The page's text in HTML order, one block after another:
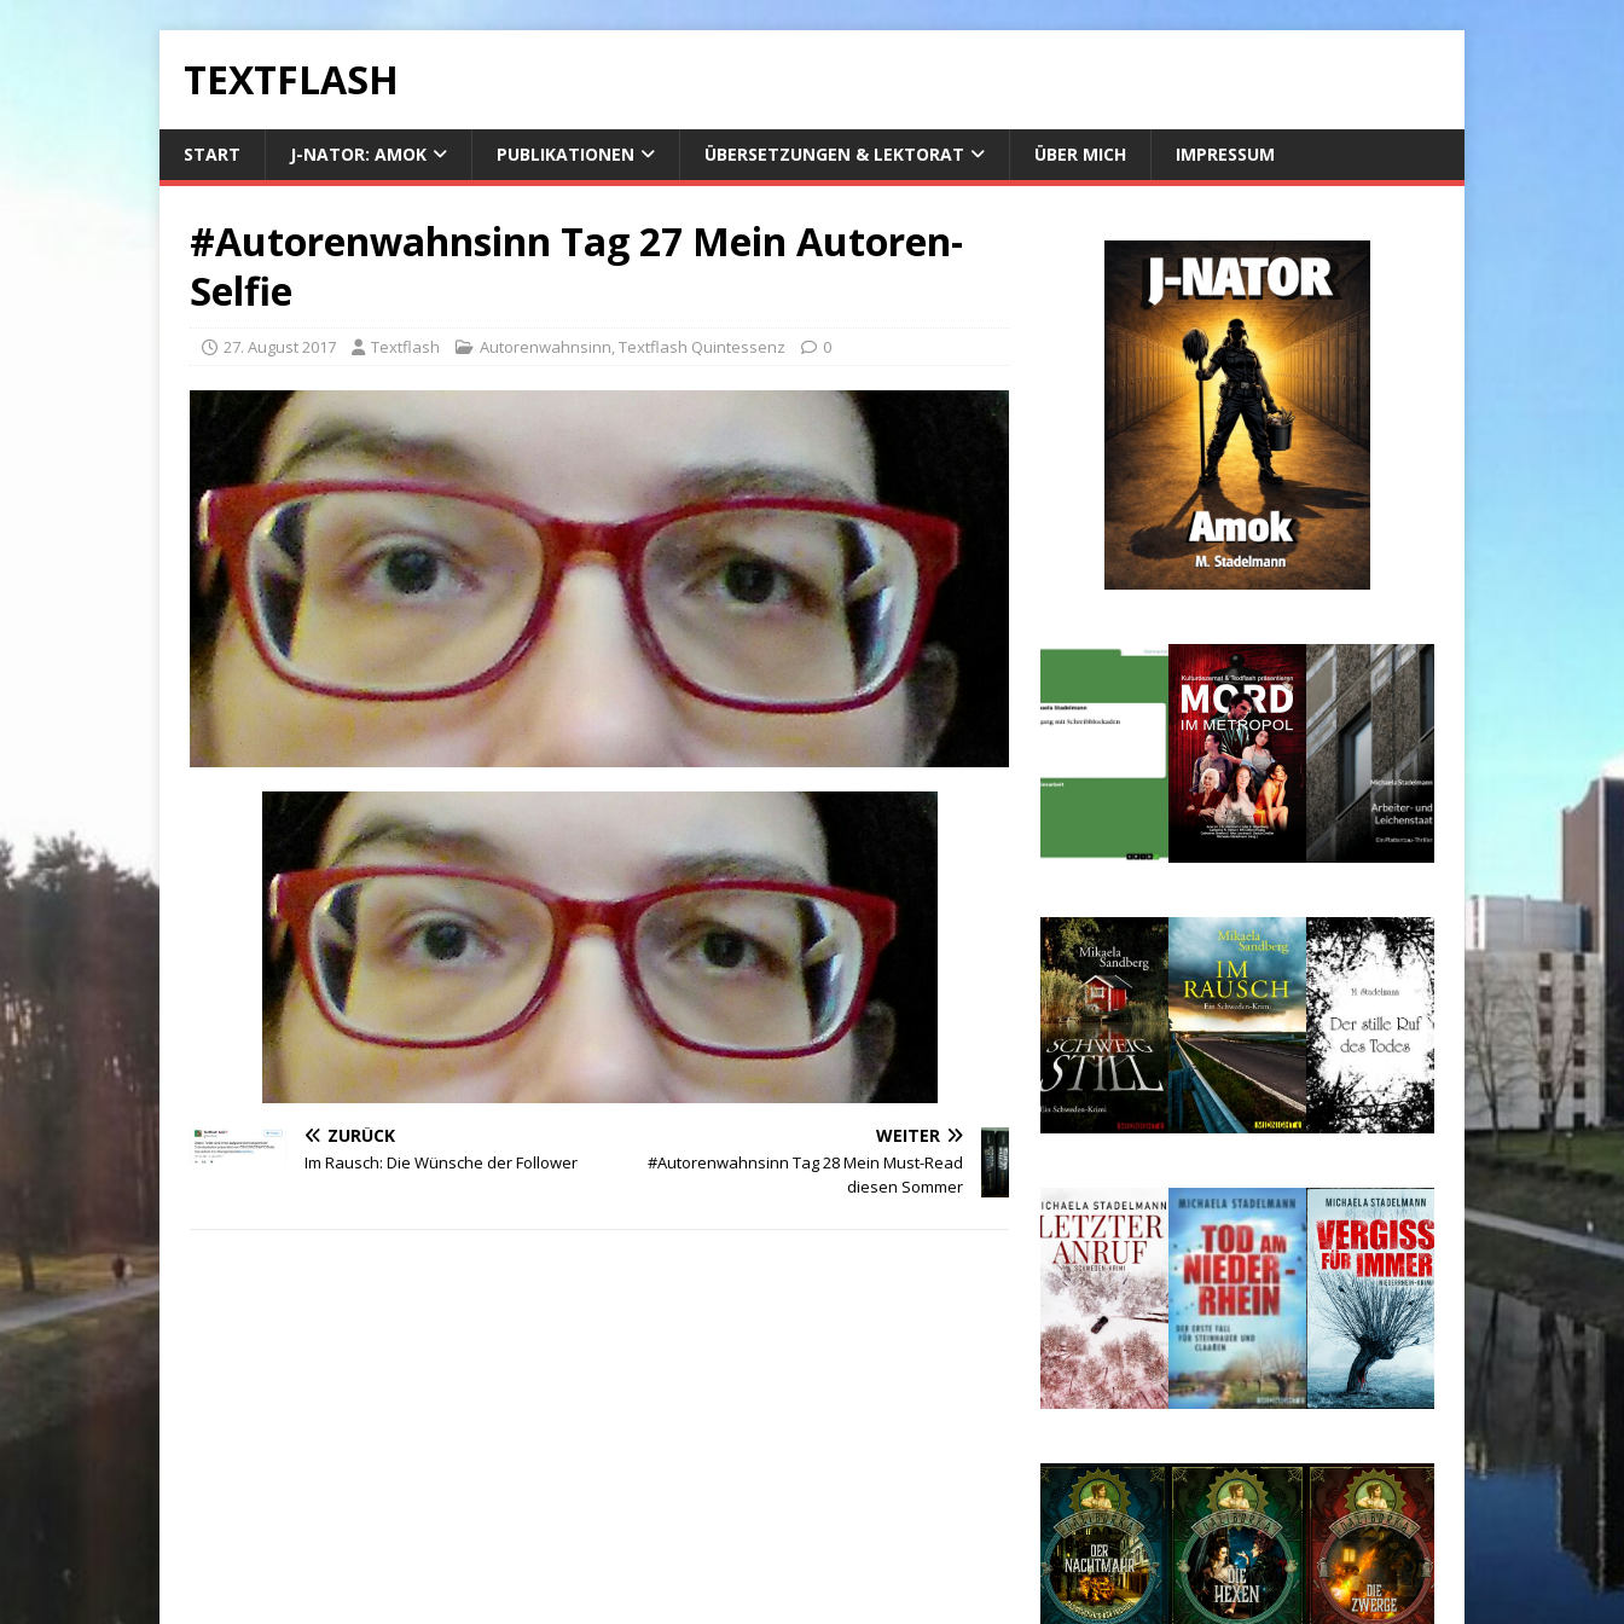
TEXTFLASH
START J-NATOR: AMOK PUBLIKATIONEN ÜBERSETZUNGEN & LEKTORAT ÜBER MICH IMPRESSUM
#Autorenwahnsinn Tag 27 Mein Autoren-
Selfie
27. August 2017 Textflash Autorenwahnsinn,Textflash Quintessenz 0
ZURÜCK
Im Rausch: Die Wünsche der Follower
WEITER
#Autorenwahnsinn Tag 28 Mein Must-Read
diesen Sommer